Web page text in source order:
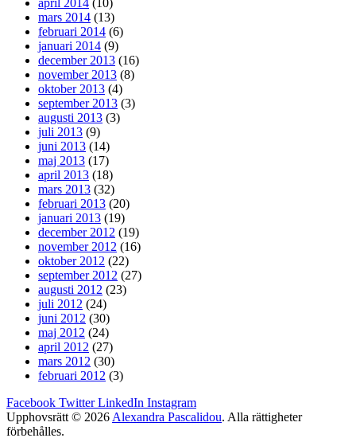
april 2014 (10)
mars 2014 (13)
februari 2014 (6)
januari 2014 (9)
december 2013 (16)
november 2013 (8)
oktober 2013 (4)
september 2013 (3)
augusti 2013 (3)
juli 2013 (9)
juni 2013 (14)
maj 2013 (17)
april 2013 (18)
mars 2013 (32)
februari 2013 (20)
januari 2013 (19)
december 2012 (19)
november 2012 (16)
oktober 2012 (22)
september 2012 (27)
augusti 2012 (23)
juli 2012 (24)
juni 2012 (30)
maj 2012 (24)
april 2012 (27)
mars 2012 (30)
februari 2012 (3)
Facebook Twitter LinkedIn Instagram
Upphovsrätt © 2026 Alexandra Pascalidou. Alla rättigheter
förbehålles.